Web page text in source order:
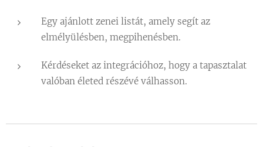
Egy ajánlott zenei listát, amely segít az
elmélyülésben, megpihenésben.
Kérdéseket az integrációhoz, hogy a tapasztalat
valóban életed részévé válhasson.